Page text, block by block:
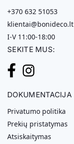
+370 632 51053
klientai@bonideco.lt
I-V 11:00-18:00
SEKITE MUS:
DOKUMENTACIJA
Privatumo politika
Prekių pristatymas
Atsiskaitymas